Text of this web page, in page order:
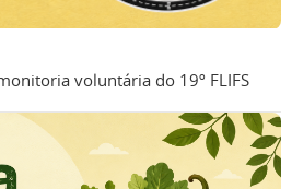
voluntária do 19º FLIFS